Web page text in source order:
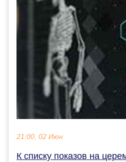
21:00, 02 Июн
К списку показов на